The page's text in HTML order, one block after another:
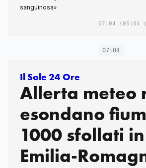
sanguinosa»
07:04 (05:04
07:04
Il Sole 24 Ore
Allerta meteo
esondano
1000 sfollati in
Emilia-